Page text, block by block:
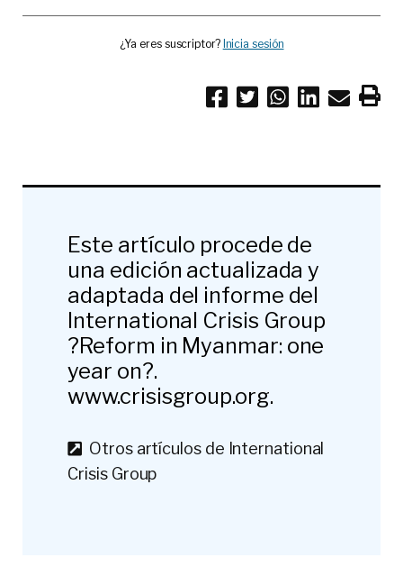
¿Ya eres suscriptor? Inicia sesión
Este artículo procede de
una edición actualizada y
adaptada del informe del
International Crisis Group
?Reform in Myanmar: one
year on?.
www.crisisgroup.org.
Otros artículos de International
Crisis Group